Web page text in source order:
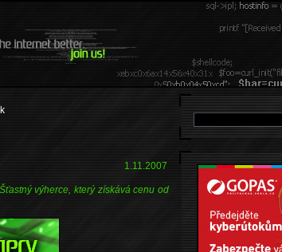
1.11.2007
výherce, který získává cenu od